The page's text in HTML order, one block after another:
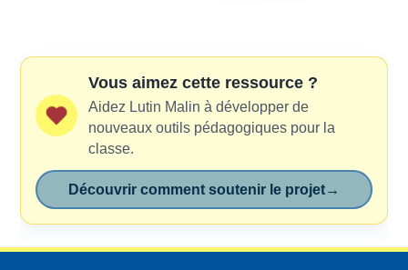
Vous aimez cette ressource ?
Aidez Lutin Malin à développer de
nouveaux outils pédagogiques pour la
classe.
Découvrir comment soutenir le projet→